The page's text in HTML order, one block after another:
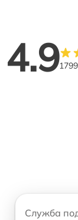
4.9
Служба